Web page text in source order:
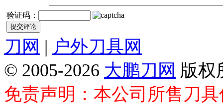
验证码：
刀网 | 户外刀具网
© 2005-2026 大鹏刀网 版权
免责声明：本公司所售刀